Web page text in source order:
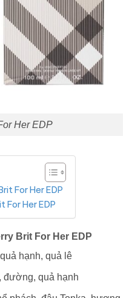
Her EDP
For Her EDP
For Her EDP
Brit For Her EDP
hạnh, quả lê
đường, quả hạnh